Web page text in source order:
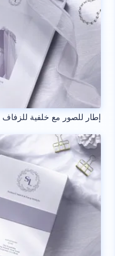
إطار للصور مع خلفية للزفاف